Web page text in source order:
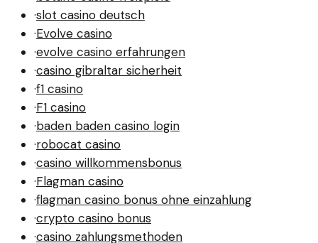
·slot casino deutsch
·Evolve casino
·evolve casino erfahrungen
·casino gibraltar sicherheit
·f1 casino
·F1 casino
·baden baden casino login
·robocat casino
·casino willkommensbonus
·Flagman casino
·flagman casino bonus ohne einzahlung
·crypto casino bonus
·casino zahlungsmethoden